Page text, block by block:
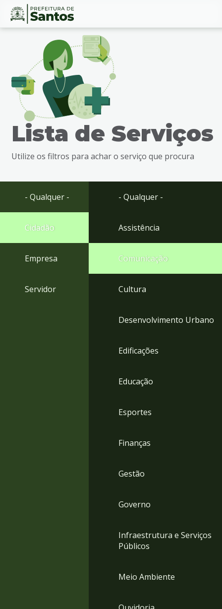
Ir
busca
Ir
rodapé
Conteúdo
Lista de Serviços
Utilize os filtros para achar o serviço que procura
- Qualquer -
Cidadão
Empresa
Servidor
- Qualquer -
Assistência
Comunicação
Cultura
Desenvolvimento Urbano
Edificações
Educação
Esportes
Finanças
Gestão
Governo
Infraestrutura e Serviços
Públicos
Meio Ambiente